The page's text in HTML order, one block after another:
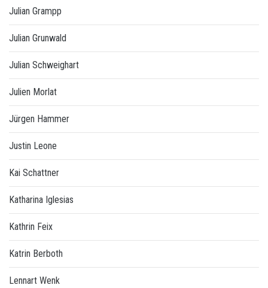
Julian Grampp
Julian Grunwald
Julian Schweighart
Julien Morlat
Jürgen Hammer
Justin Leone
Kai Schattner
Katharina Iglesias
Kathrin Feix
Katrin Berboth
Lennart Wenk